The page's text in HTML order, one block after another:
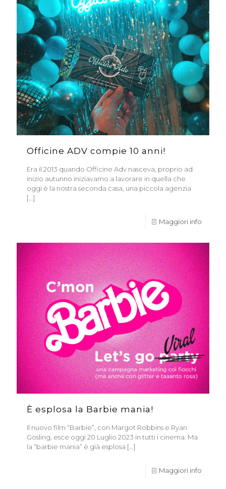
Officine ADV compie 10 anni!
Era il 2013 quando Officine Adv nasceva, proprio ad
inizio autunno iniziavamo a lavorare in quella che
oggi è la nostra seconda casa, una piccola agenzia
[…]
Maggiori info
È esplosa la Barbie mania!
Il nuovo film “Barbie”, con Margot Robbins e Ryan
Gosling, esce oggi 20 Luglio 2023 in tutti i cinema. Ma
la “barbie mania” è già esplosa […]
Maggiori info